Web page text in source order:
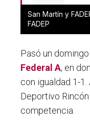
San Martín y
FADEP
Pasó un
Federal A, en
con igualdad 1-1.
Deportivo
competencia.